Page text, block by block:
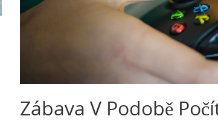
Zábava V Podobě